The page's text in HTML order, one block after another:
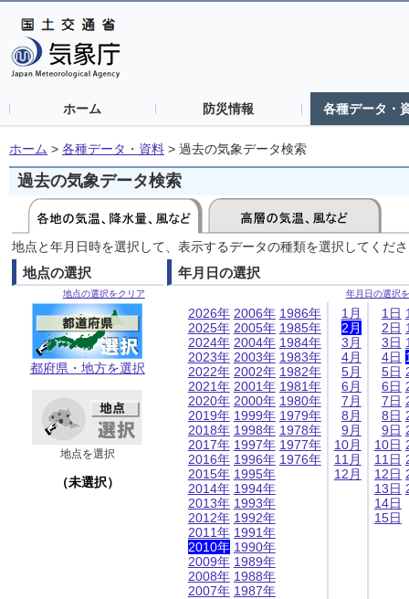
ホーム 防災情報 各種データ・
ホーム > 各種データ・資料 > 過去の気象データ検索
過去の気象データ検索
地点と年月日時を選択して、表示するデータの種類を選択してくだ
地点の選択
地点の選択をクリア
都府県・地方を選択
地点を選択
（未選択）
年月日の選択
年月日の選択
2026年
2025年
2024年
2023年
2022年
2021年
2020年
2019年
2018年
2017年
2016年
2015年
2014年
2013年
2012年
2011年
2010年
2009年
2008年
2007年
2006年
2005年
2004年
2003年
2002年
2001年
2000年
1999年
1998年
1997年
1996年
1995年
1994年
1993年
1992年
1991年
1990年
1989年
1988年
1987年
1986年
1985年
1984年
1983年
1982年
1981年
1980年
1979年
1978年
1977年
1976年
1月
2月
3月
4月
5月
6月
7月
8月
9月
10月
11月
12月
1日
2日
3日
4日
5日
6日
7日
8日
9日
10日
11日
12日
13日
14日
15日